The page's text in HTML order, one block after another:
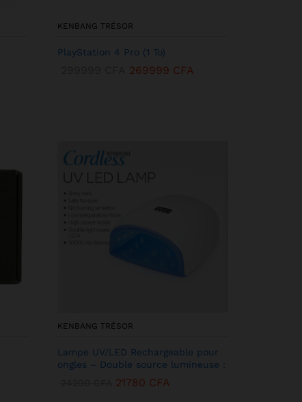
KENBANG TRÉSOR
PlayStation 4 Pro (1 To)
269999 CFA
KENBANG TRÉSOR
Lampe UV/LED Rechargeable pour
ongles – Double source lumineuse :
21780 CFA